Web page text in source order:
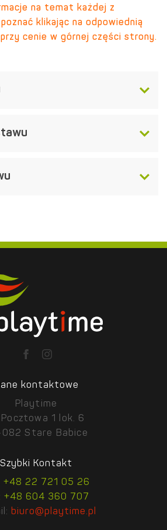
na temat każdej z
klikając na odpowiednią
cenie w górnej części strony.
kontaktowe
Playtime
Pocztowa 1 lok. 6
Stare Babice
Szybki Kontakt
+48 22 721 05 26
+48 604 360 707
biuro@playtime.pl